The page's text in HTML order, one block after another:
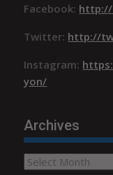
Facebook: http://
Twitter: http://
Instagram:
yon/
Archives
Archives